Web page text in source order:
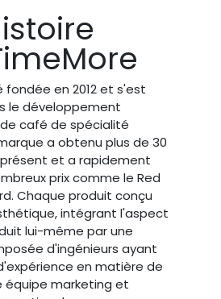
en 2012 et s'est
le développement
café de spécialité
a obtenu plus de 30
et a rapidement
prix comme le Red
Chaque produit conçu
intégrant l'aspect
lui-même par une
d'ingénieurs ayant
en matière de
équipe marketing et